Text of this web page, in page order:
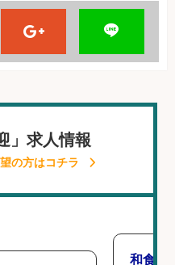
」求人情報
の方はコチラ
和食,